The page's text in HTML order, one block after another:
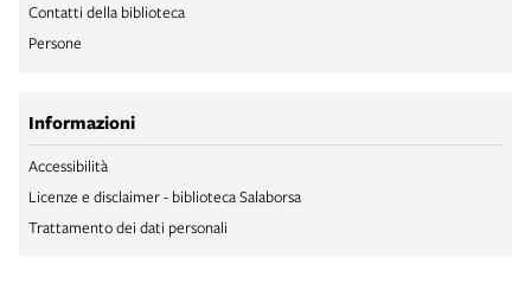
Contatti della biblioteca
Persone
Informazioni
Accessibilità
Licenze e disclaimer - biblioteca Salaborsa
Trattamento dei dati personali